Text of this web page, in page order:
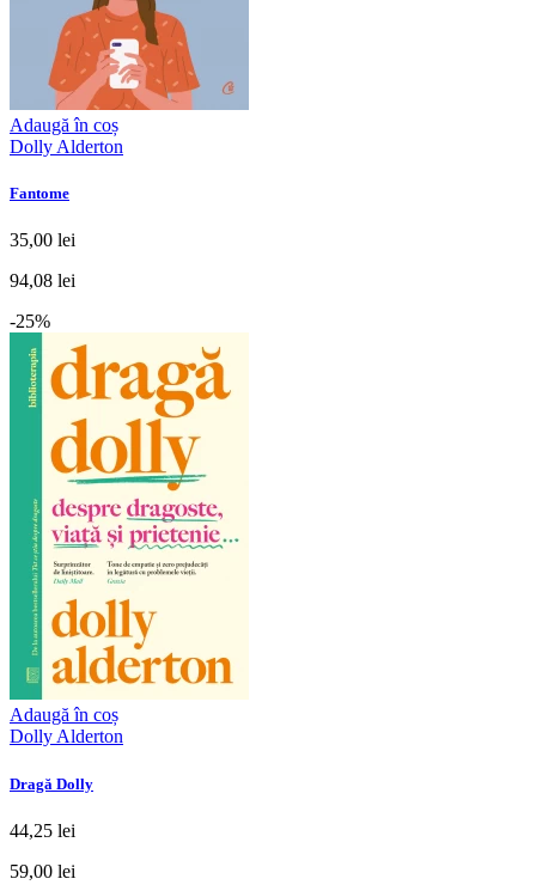
Adaugă în coș
Dolly Alderton
Fantome
35,00 lei
94,08 lei
-25%
Adaugă în coș
Dolly Alderton
Dragă Dolly
44,25 lei
59,00 lei